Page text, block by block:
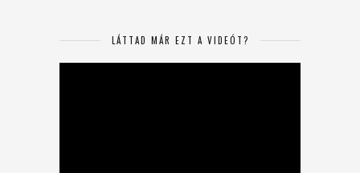
LÁTTAD MÁR EZT A VIDEÓT?